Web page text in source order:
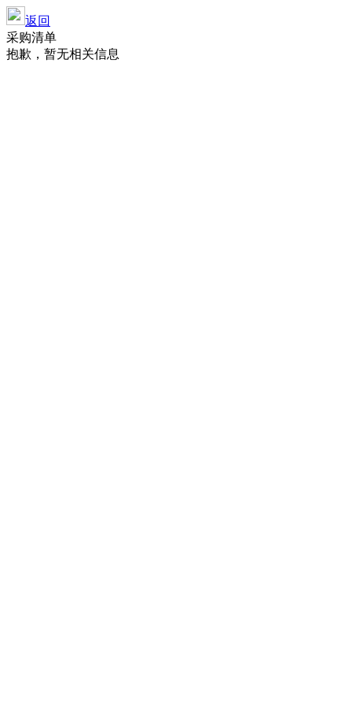
返回
采购清单
抱歉，暂无相关信息